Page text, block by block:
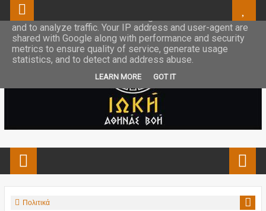
Πολιτικά
This site uses cookies from Google to deliver its services
and to analyze traffic. Your IP address and user-agent are
shared with Google along with performance and security
metrics to ensure quality of service, generate usage
statistics, and to detect and address abuse.
LEARN MORE GOT IT